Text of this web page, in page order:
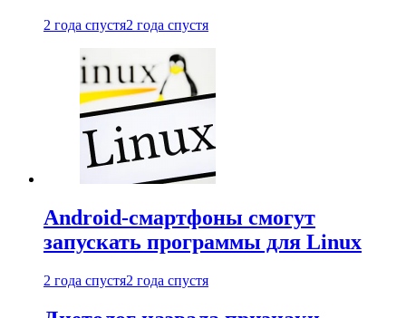
2 года спустя2 года спустя
Android-смартфоны смогут
запускать программы для Linux
2 года спустя2 года спустя